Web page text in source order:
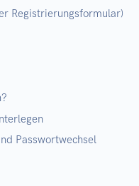
Registrierungsformular)
Passwortwechsel